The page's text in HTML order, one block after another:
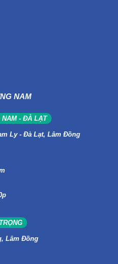
NAM
NAM - ĐÀ LẠT
Ly - Đà Lạt, Lâm Đồng
Lâm Đồng